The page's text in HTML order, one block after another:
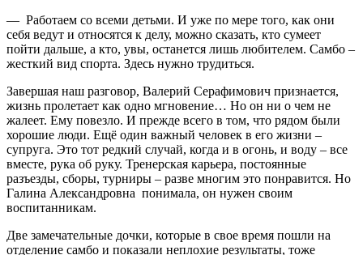
— Работаем со всеми детьми. И уже по мере того, как они
себя ведут и относятся к делу, можно сказать, кто сумеет
пойти дальше, а кто, увы, останется лишь любителем. Самбо –
жесткий вид спорта. Здесь нужно трудиться.
Завершая наш разговор, Валерий Серафимович признается,
жизнь пролетает как одно мгновение… Но он ни о чем не
жалеет. Ему повезло. И прежде всего в том, что рядом были
хорошие люди. Ещё один важный человек в его жизни –
супруга. Это тот редкий случай, когда и в огонь, и воду – все
вместе, рука об руку. Тренерская карьера, постоянные
разъезды, сборы, турниры – разве многим это понравится. Но
Галина Александровна понимала, он нужен своим
воспитанникам.
Две замечательные дочки, которые в свое время пошли на
отделение самбо и показали неплохие результаты, тоже